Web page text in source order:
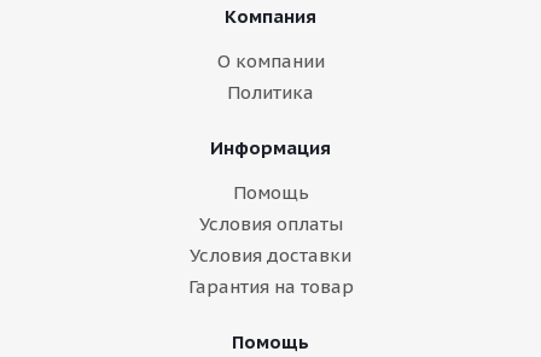
Компания
О компании
Политика
Информация
Помощь
Условия оплаты
Условия доставки
Гарантия на товар
Помощь